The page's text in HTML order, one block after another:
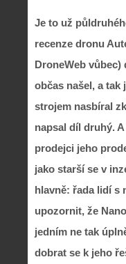
Je to už
recenze dronu
DroneWeb vůbec)
občas našel, a tak
strojem nasbíral
napsal díl druhý.
prodejci jeho
jako starší se v
hlavně: řada lidí s
upozornit, že
jedním ne tak
dobrat se k jeho